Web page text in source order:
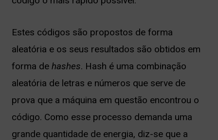
Estes códigos são propostos de forma
aleatória e os seus resultados são obtidos em
forma de hashes. Hash é uma combinação
aleatória de letras e números que serve de
prova que a máquina em questão encontrou o
código. Como esse processo demanda uma
grande quantidade de energia, diz-se que a